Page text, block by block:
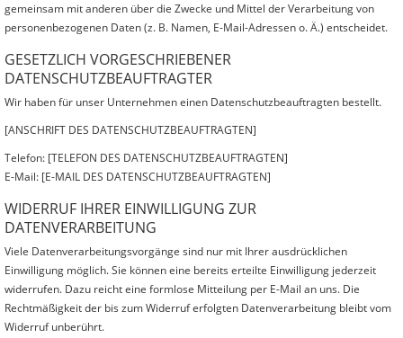
gemeinsam mit anderen über die Zwecke und Mittel der Verarbeitung von
personenbezogenen Daten (z. B. Namen, E-Mail-Adressen o. Ä.) entscheidet.
GESETZLICH VORGESCHRIEBENER
DATENSCHUTZBEAUFTRAGTER
Wir haben für unser Unternehmen einen Datenschutzbeauftragten bestellt.
[ANSCHRIFT DES DATENSCHUTZBEAUFTRAGTEN]
Telefon: [TELEFON DES DATENSCHUTZBEAUFTRAGTEN]
E-Mail: [E-MAIL DES DATENSCHUTZBEAUFTRAGTEN]
WIDERRUF IHRER EINWILLIGUNG ZUR
DATENVERARBEITUNG
Viele Datenverarbeitungsvorgänge sind nur mit Ihrer ausdrücklichen
Einwilligung möglich. Sie können eine bereits erteilte Einwilligung jederzeit
widerrufen. Dazu reicht eine formlose Mitteilung per E-Mail an uns. Die
Rechtmäßigkeit der bis zum Widerruf erfolgten Datenverarbeitung bleibt vom
Widerruf unberührt.